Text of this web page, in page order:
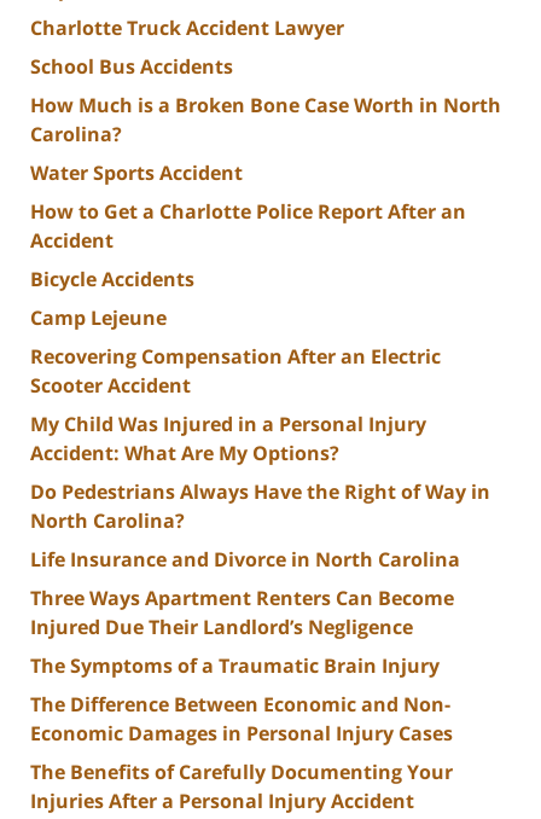
Charlotte Truck Accident Lawyer
School Bus Accidents
How Much is a Broken Bone Case Worth in North
Carolina?
Water Sports Accident
How to Get a Charlotte Police Report After an
Accident
Bicycle Accidents
Camp Lejeune
Recovering Compensation After an Electric
Scooter Accident
My Child Was Injured in a Personal Injury
Accident: What Are My Options?
Do Pedestrians Always Have the Right of Way in
North Carolina?
Life Insurance and Divorce in North Carolina
Three Ways Apartment Renters Can Become
Injured Due Their Landlord’s Negligence
The Symptoms of a Traumatic Brain Injury
The Difference Between Economic and Non-
Economic Damages in Personal Injury Cases
The Benefits of Carefully Documenting Your
Injuries After a Personal Injury Accident